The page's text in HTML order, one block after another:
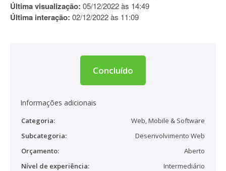
Última visualização: 05/12/2022 às 14:49
Última interação: 02/12/2022 às 11:09
Concluído
Informações adicionais
Categoria:
Web, Mobile & Software
Subcategoria:
Desenvolvimento Web
Orçamento:
Aberto
Nível de experiência:
Intermediário